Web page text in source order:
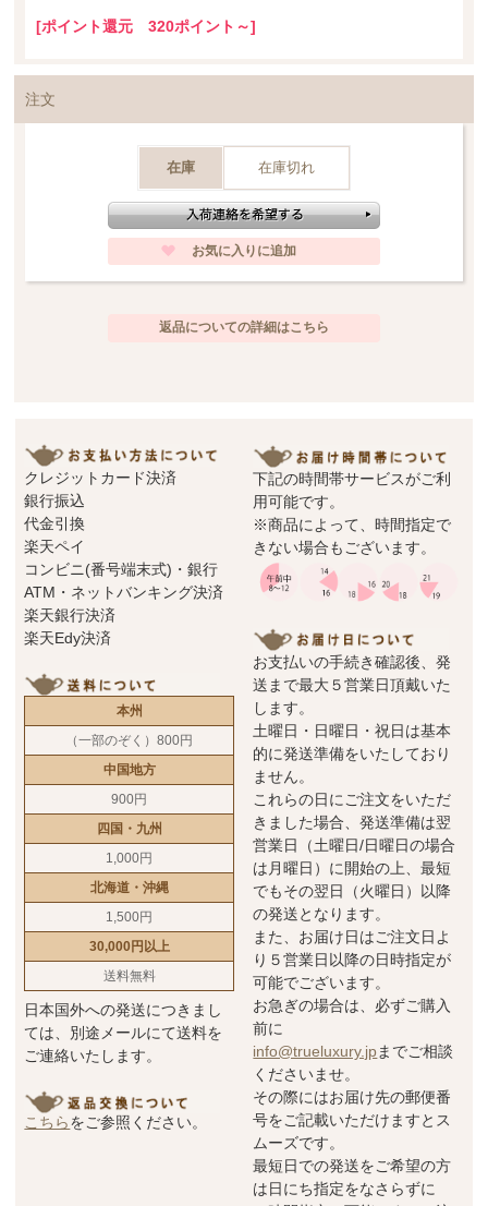
今回皆さまにご案内致しますのは、スタンダードなティーカップ＆ソーサーで
華やかで上品なデザインを是非お楽しみくださいませ。
＊＊＊＊＊＊＊＊＊＊＊＊＊＊＊＊＊＊＊＊＊＊＊＊＊＊＊＊＊＊＊＊＊＊＊
*こちらの商品は一部プラチナ彩にムラが見られる事があります。これはハンド
メイドの製造過程中に生じるものであり、不良品ではございません。当店の商
品はメーカー側の検品と合わせ、3度の検品が行われております。又、ハンドペ
インとの為、１点１点多少風合いの異なりやお色の濃淡が出ます。ハンドメイ
[ポイント還元 320ポイント～]
注文
在庫 在庫切れ
返品についての詳細はこちら
クレジットカード決済
銀行振込
代金引換
楽天ペイ
コンビニ(番号端末式)・銀行
ATM・ネットバンキング決済
楽天銀行決済
楽天Edy決済
本州
（一部のぞく）800円
中国地方
900円
四国・九州
1,000円
北海道・沖縄
1,500円
30,000円以上
送料無料
日本国外への発送につきまし
ては、別途メールにて送料を
ご連絡いたします。
こちらをご参照ください。
下記の時間帯サービスがご利
用可能です。
※商品によって、時間指定で
きない場合もございます。
お支払いの手続き確認後、発
送まで最大５営業日頂戴いた
します。
土曜日・日曜日・祝日は基本
的に発送準備をいたしており
ません。
これらの日にご注文をいただ
きました場合、発送準備は翌
営業日（土曜日/日曜日の場合
は月曜日）に開始の上、最短
でもその翌日（火曜日）以降
の発送となります。
また、お届け日はご注文日よ
り５営業日以降の日時指定が
可能でございます。
お急ぎの場合は、必ずご購入
前に
info@trueluxury.jpまでご相談
くださいませ。
その際にはお届け先の郵便番
号をご記載いただけますとス
ムーズです。
最短日での発送をご希望の方
は日にち指定をなさらずに